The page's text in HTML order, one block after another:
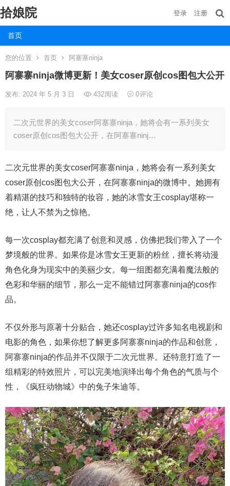
拾娘院
首页
登录 注册
您的位置 首页 阿寨寨ninja
阿寨寨ninja微博更新！美女coser原创cos图包大公开
发布: 2024 年 5 月 3 日 432阅读 0评论
二次元世界的美女coser阿寨寨ninja，她将会有一系列美女
coser原创cos图包大公开，在阿寨寨ninj…
二次元世界的美女coser阿寨寨ninja，她将会有一系列美女
coser原创cos图包大公开，在阿寨寨ninja的微博中。她拥有
着精湛的技巧和独特的妆容，她的冰雪女王cosplay堪称一
绝，让人不禁为之惊艳。
每一次cosplay都充满了创意和灵感，仿佛把我们带入了一个
梦境般的世界。如果你是冰雪女王更新的粉丝，擅长将动漫
角色化身为现实中的美丽少女。每一组图都充满着魔法般的
色彩和华丽的细节，那么一定不能错过阿寨寨ninja的cos作
品。
不仅外形与原著十分贴合，她还cosplay过许多知名电视剧和
电影的角色，如果你想了解更多阿寨寨ninja的作品和创意，
阿寨寨ninja的作品并不仅限于二次元世界。还特意打造了一
组精彩的特效照片，可以完美地演绎出每个角色的气质与个
性，《疯狂动物城》中的兔子朱迪等。